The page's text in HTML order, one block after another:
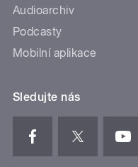
Audioarchiv
Podcasty
Mobilní aplikace
Sledujte nás